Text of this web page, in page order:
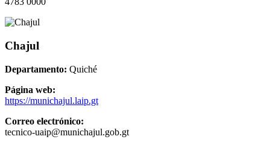
Chajul
Departamento: Quiché
Página web:
https://munichajul.laip.gt
Correo electrónico:
tecnico-uaip@munichajul.gob.gt